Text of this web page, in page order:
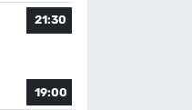
21:30
19:00